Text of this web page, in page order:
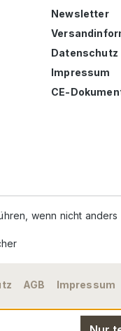
Newsletter
Datenschutz
Impressum
CE-
wenn nicht
AGB Impressum